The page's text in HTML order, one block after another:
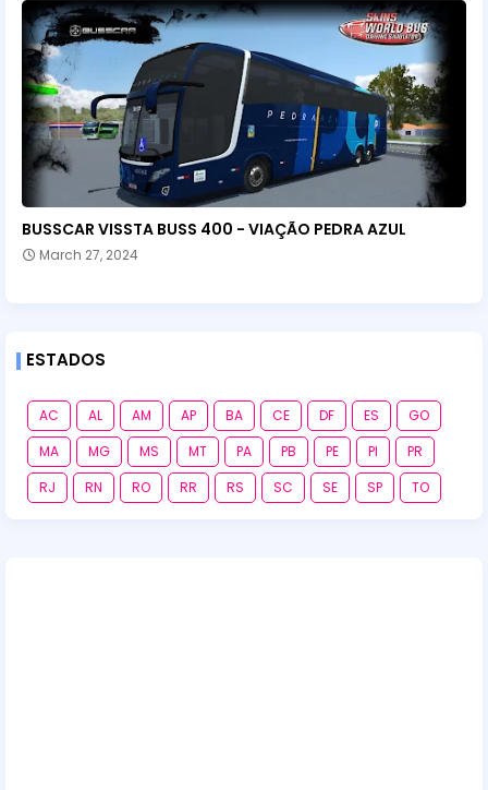
BUSSCAR VISSTA BUSS 400 - VIAÇÃO PEDRA AZUL
March 27, 2024
ESTADOS
AC AL AM AP BA CE DF ES
GO
MA
MG MS MT PA PB PE PI
PR
RJ
RN RO RR RS SC SE SP TO